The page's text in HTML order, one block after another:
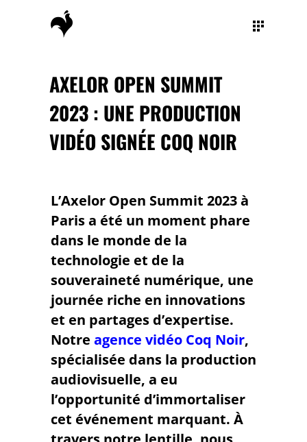
AXELOR OPEN SUMMIT
2023 : UNE PRODUCTION
VIDÉO SIGNÉE COQ NOIR
L’Axelor Open Summit 2023 à
Paris a été un moment phare
dans le monde de la
technologie et de la
souveraineté numérique, une
journée riche en innovations
et en partages d’expertise.
Notre agence vidéo Coq Noir,
spécialisée dans la production
audiovisuelle, a eu
l’opportunité d’immortaliser
cet événement marquant. À